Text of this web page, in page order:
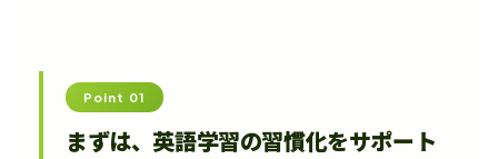
Point 01
まずは、英語学習の習慣化をサポート